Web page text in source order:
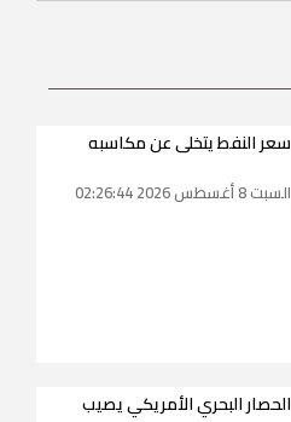
سعر النفط يتخلى عن مكاسبه
السبت 8 أغسطس 2026 02:26:44
الحصار البحري الأمريكي يصيب